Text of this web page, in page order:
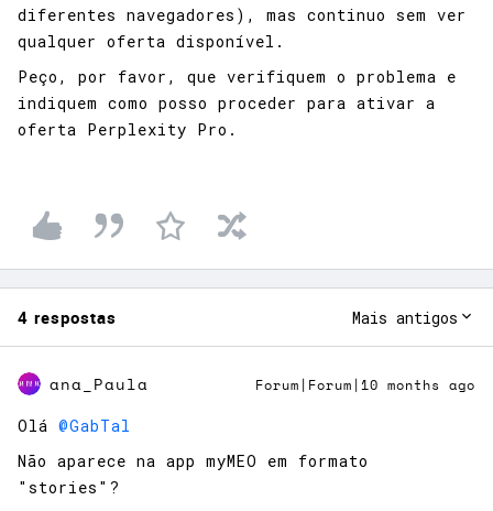
diferentes navegadores), mas continuo sem ver
qualquer oferta disponível.
Peço, por favor, que verifiquem o problema e
indiquem como posso proceder para ativar a
oferta Perplexity Pro.
4 respostas Mais antigos
ana_Paula Forum|Forum|10 months ago
Olá ​ @GabTal
Não aparece na app myMEO em formato
"stories"?